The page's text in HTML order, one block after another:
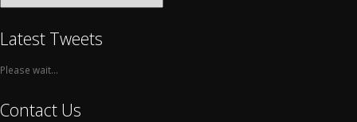
Latest Tweets
Please wait...
Contact Us